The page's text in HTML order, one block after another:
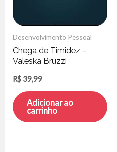
Desenvolvimento Pessoal
Chega de Timidez –
Valeska Bruzzi
R$ 39,99
Adicionar ao
carrinho